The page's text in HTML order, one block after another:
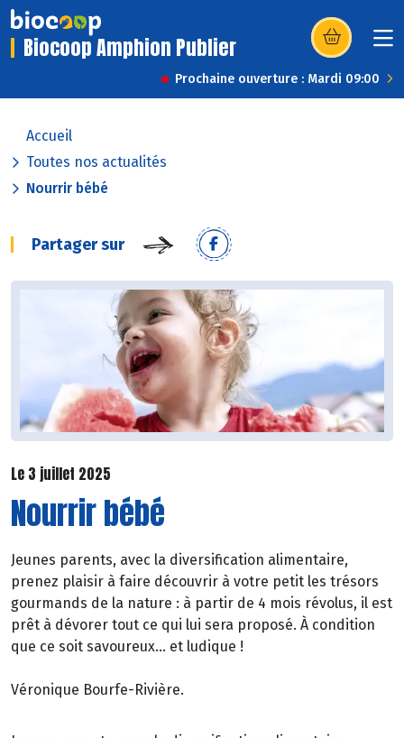
Biocoop Amphion Publier (s’ouvre dans
Prochaine ouverture : Mardi 09:00
Accueil
Toutes nos actualités
Nourrir bébé
Partager sur
Le 3 juillet 2025
Nourrir bébé
Jeunes parents, avec la diversification alimentaire,
prenez plaisir à faire découvrir à votre petit les trésors
gourmands de la nature : à partir de 4 mois révolus, il est
prêt à dévorer tout ce qui lui sera proposé. À condition
que ce soit savoureux… et ludique !
Véronique Bourfe-Rivière.